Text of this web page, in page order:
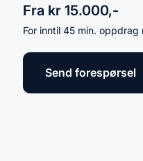
Fra kr 15.000,-
For inntil 45 min.
Send forespørsel